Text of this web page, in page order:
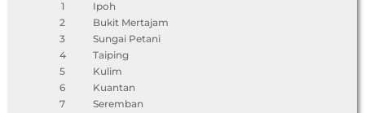
1
Ipoh
2
Bukit Mertajam
3
Sungai Petani
4
Taiping
5
Kulim
6
Kuantan
7
Seremban